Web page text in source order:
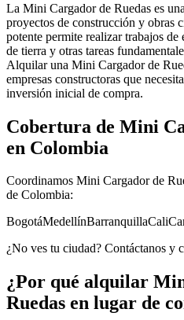
La Mini Cargador de Ruedas es
proyectos de construcción y obras
potente permite realizar trabajos
de tierra y otras tareas
Alquilar una Mini Cargador de
empresas constructoras que
inversión inicial de compra.
Cobertura de Mini
en Colombia
Coordinamos Mini Cargador de
de Colombia:
BogotáMedellínBarranquillaCali
¿No ves tu ciudad? Contáctanos y
¿Por qué alquilar
Ruedas en lugar de